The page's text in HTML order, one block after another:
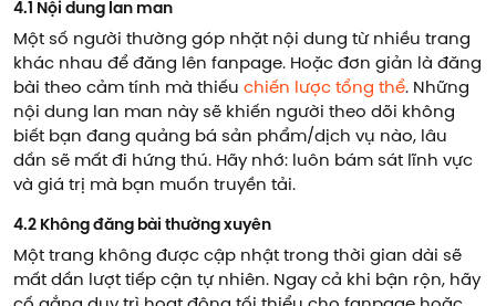
4.1 Nội dung lan man
Một số người thường góp nhặt nội dung từ nhiều trang
khác nhau để đăng lên fanpage. Hoặc đơn giản là đăng
bài theo cảm tính mà thiếu chiến lược tổng thể. Những
nội dung lan man này sẽ khiến người theo dõi không
biết bạn đang quảng bá sản phẩm/dịch vụ nào, lâu
dần sẽ mất đi hứng thú. Hãy nhớ: luôn bám sát lĩnh vực
và giá trị mà bạn muốn truyền tải.
4.2 Không đăng bài thường xuyên
Một trang không được cập nhật trong thời gian dài sẽ
mất dần lượt tiếp cận tự nhiên. Ngay cả khi bận rộn, hãy